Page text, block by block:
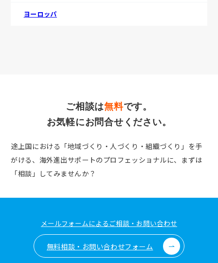
ヨーロッパ
ご相談は無料です。
お気軽にお問合せください。
途上国における「地域づくり・人づくり・組織づくり」を手
がける、 海外進出サポートのプロフェッショナルに、まずは
「相談」してみませんか？
メールフォームによるご相談・お問い合わせ
無料相談・お問い合わせフォーム